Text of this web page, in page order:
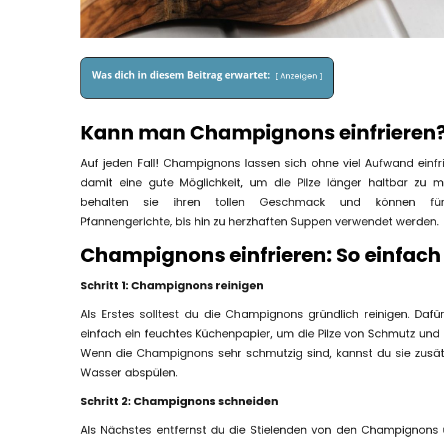
Was dich in diesem Beitrag erwartet: Anzeigen
Kann man Champignons
Auf jeden Fall! Champignons lassen sich ohne viel Aufwand
damit eine gute Möglichkeit, um die Pilze länger haltbar zu
behalten sie ihren tollen Geschmack und können für
Pfannengerichte, bis hin zu herzhaften Suppen verwendet werden.
Champignons einfrieren: So einfach
Schritt 1: Champignons reinigen
Als Erstes solltest du die Champignons gründlich reinigen.
einfach ein feuchtes Küchenpapier, um die Pilze von Schmutz und
Wenn die Champignons sehr schmutzig sind, kannst du sie
Wasser abspülen.
Schritt 2: Champignons schneiden
Als Nächstes entfernst du die Stielenden von den Champignons